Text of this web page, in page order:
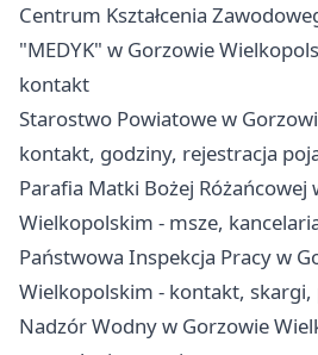
Centrum Kształcenia
"MEDYK" w Gorzowie
kontakt
Starostwo Powiatowe w
kontakt, godziny, rejestracja
Parafia Matki Bożej Różańcowej
Wielkopolskim - msze,
Państwowa Inspekcja Pracy w
Wielkopolskim - kontakt,
Nadzór Wodny w Gorzowie